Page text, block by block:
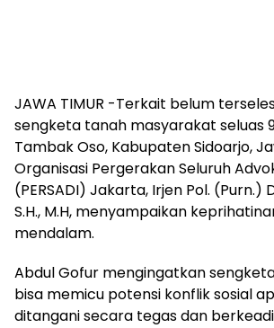
JAWA TIMUR -Terkait belum
sengketa tanah masyarakat seluas
Tambak Oso, Kabupaten Sidoarjo,
Organisasi Pergerakan Seluruh
(PERSADI) Jakarta, Irjen Pol. (Purn.)
S.H., M.H, menyampaikan
mendalam.
Abdul Gofur mengingatkan
bisa memicu potensi konflik sosial
ditangani secara tegas dan